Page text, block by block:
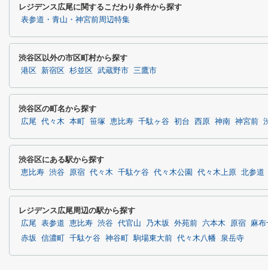
レジデンス広尾に関するこだわり条件から探す
表参道・青山・神宮前周辺特集
渋谷区以外の市区町村から探す
港区 新宿区 杉並区 武蔵野市 三鷹市
渋谷区の町名から探す
広尾 代々木 本町 笹塚 恵比寿 千駄ヶ谷 初台 西原 神南 神宮前
渋谷区にある駅から探す
恵比寿 渋谷 原宿 代々木 千駄ケ谷 代々木公園 代々木上原 北参道
レジデンス広尾周辺の駅から探す
広尾 表参道 恵比寿 渋谷 代官山 乃木坂 外苑前 六本木 原宿
麻布
赤坂
信濃町 千駄ケ谷 神谷町 駒場東大前 代々木八幡 泉岳寺